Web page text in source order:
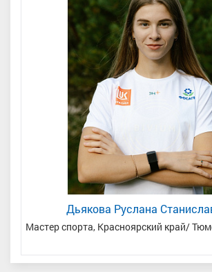
Дьякова Руслана
Мастер спорта, Красноярский край/